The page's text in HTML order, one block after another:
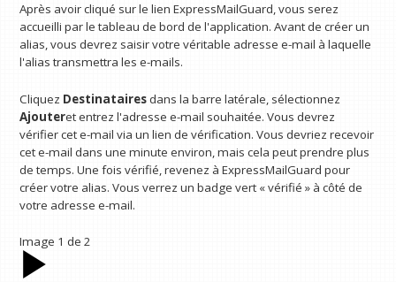
Après avoir cliqué sur le lien ExpressMailGuard, vous serez
accueilli par le tableau de bord de l'application. Avant de créer un
alias, vous devrez saisir votre véritable adresse e-mail à laquelle
l'alias transmettra les e-mails.
Cliquez Destinatairesdans la barre latérale, sélectionnez
Ajouteret entrez l'adresse e-mail souhaitée. Vous devrez
vérifier cet e-mail via un lien de vérification. Vous devriez recevoir
cet e-mail dans une minute environ, mais cela peut prendre plus
de temps. Une fois vérifié, revenez à ExpressMailGuard pour
créer votre alias. Vous verrez un badge vert « vérifié » à côté de
votre adresse e-mail.
Image 1 de2